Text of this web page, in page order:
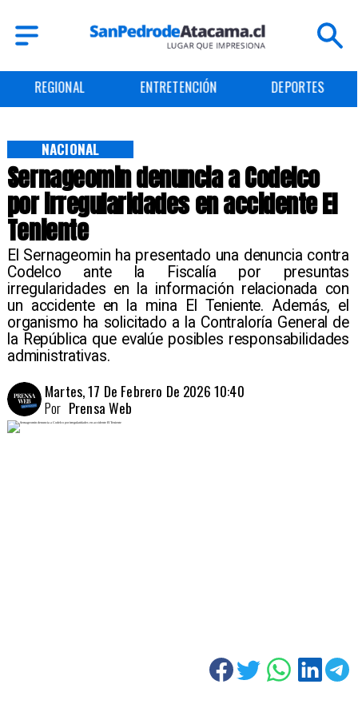
REGIONAL ENTRETENCIÓN DEPORTES
Sernageomin denuncia a Codelco
por irregularidades en accidente El
Teniente
El Sernageomin ha presentado una denuncia contra
Codelco ante la Fiscalía por presuntas
irregularidades en la información relacionada con
un accidente en la mina El Teniente. Además, el
organismo ha solicitado a la Contraloría General de
la República que evalúe posibles responsabilidades
administrativas.
NACIONAL
Martes, 17 De Febrero De 2026 10:40
Prensa Web
Por